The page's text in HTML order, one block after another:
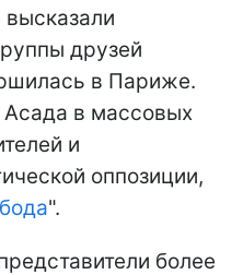
друзей
в Париже.
в массовых
и
оппозиции,
".
более